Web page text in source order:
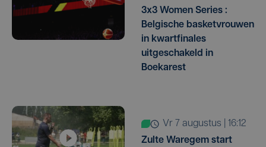
3x3 Women Series :
Belgische basketvrouwen
in kwartfinales
uitgeschakeld in
Boekarest
vr 7 augustus | 16:12
Zulte Waregem start